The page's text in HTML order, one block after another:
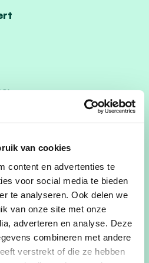
van cookies
content en advertenties te
voor social media te bieden
te analyseren. Ook delen we
van onze site met onze
adverteren en analyse. Deze
combineren met andere
verstrekt of die ze hebben
:
Brakel en probeer in mijn
te sporten. Ik luister
woorden:
actief, vrolijk
onze gemeente? En
rustige plek waar je met
maar waar je ook alleen